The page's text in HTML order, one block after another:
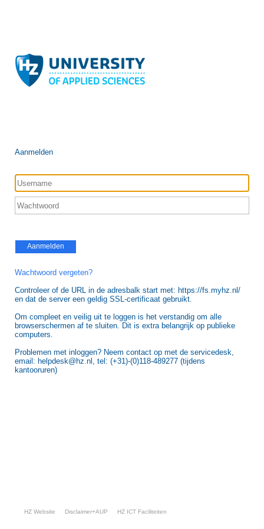
Aanmelden
Aanmelden
Wachtwoord vergeten?
Controleer of de URL in de adresbalk start met: https://fs.myhz.nl/
en dat de server een geldig SSL-certificaat gebruikt.
Om compleet en veilig uit te loggen is het verstandig om alle
browserschermen af te sluiten. Dit is extra belangrijk op publieke
computers.
Problemen met inloggen? Neem contact op met de servicedesk,
email: helpdesk@hz.nl, tel: (+31)-(0)118-489277 (tijdens
kantooruren)
HZ Website Disclaimer+AUP HZ ICT Faciliteiten